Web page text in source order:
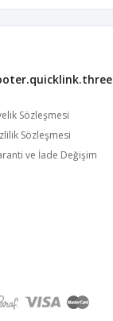
Sözleşmesi
Sözleşmesi
ve İade Değişim